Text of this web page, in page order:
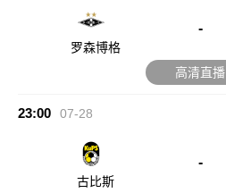
罗森博格
-
高清直播
23:00 07-28
古比斯
-